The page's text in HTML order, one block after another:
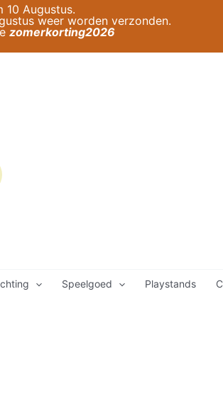
10 Augustus.
weer worden verzonden.
zomerkorting2026
Speelgoed Playstands